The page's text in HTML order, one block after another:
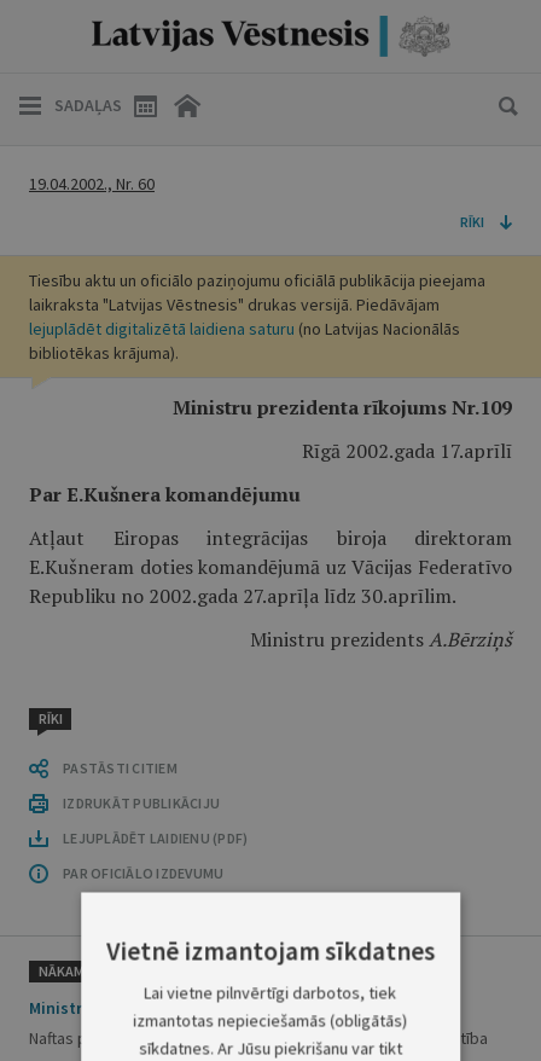
SADAĻAS
19.04.2002., Nr. 60
RĪKI
Tiesību aktu un oficiālo paziņojumu oficiālā publikācija pieejama
laikraksta "Latvijas Vēstnesis" drukas versijā. Piedāvājam
lejuplādēt digitalizētā laidiena saturu (no Latvijas Nacionālās
bibliotēkas krājuma).
Ministru prezidenta rīkojums Nr.109
Rīgā 2002.gada 17.aprīlī
Par E.Kušnera komandējumu
Atļaut Eiropas integrācijas biroja direktoram
E.Kušneram doties komandējumā uz Vācijas Federatīvo
Republiku no 2002.gada 27.aprīļa līdz 30.aprīlim.
Ministru prezidentsA.Bērziņš
RĪKI
PASTĀSTI CITIEM
IZDRUKĀT PUBLIKĀCIJU
LEJUPLĀDĒT LAIDIENU (PDF)
PAR OFICIĀLO IZDEVUMU
NĀKAMAIS
Ministru kabineta noteikumi Nr.138
Naftas produktu rezerves izveidošanas un uzglabāšanas kārtība
Vietnē izmantojam sīkdatnes
Lai vietne pilnvērtīgi darbotos, tiek
izmantotas nepieciešamās (obligātās)
sīkdatnes. Ar Jūsu piekrišanu var tikt